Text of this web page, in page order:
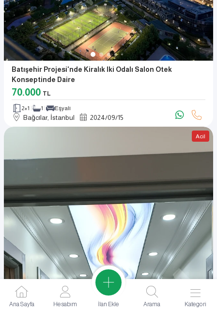
Batışehir Projesi'nde Kiralık Iki Odalı Salon Otek
Konseptinde Daire
70.000 TL
2+1 1 Eşyalı
Bağcılar, İstanbul 2024/09/15
Acil
Ana Sayfa Hesabım İlan Ekle Arama Kategori